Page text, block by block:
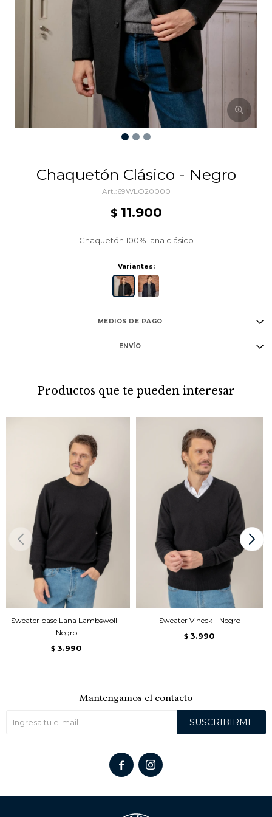
Chaquetón Clásico - Negro
69WLO20000
$ 11.900
Chaquetón 100% lana clásico
Variantes:
MEDIOS DE PAGO
ENVÍO
Productos que te pueden interesar
Sweater base Lana Lambswoll -
Negro
$ 3.990
Sweater V neck - Negro
$ 3.990
Mantengamos el contacto
SUSCRIBIRME
 